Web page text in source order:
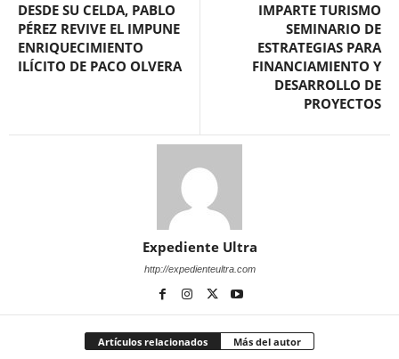
DESDE SU CELDA, PABLO
PÉREZ REVIVE EL IMPUNE
ENRIQUECIMIENTO
ILÍCITO DE PACO OLVERA
IMPARTE TURISMO
SEMINARIO DE
ESTRATEGIAS PARA
FINANCIAMIENTO Y
DESARROLLO DE
PROYECTOS
Expediente Ultra
http://expedienteultra.com
Artículos relacionados Más del autor